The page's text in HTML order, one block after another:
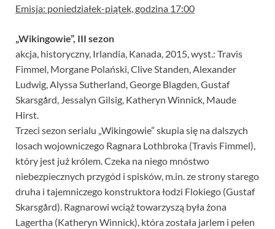
Emisja: poniedziałek-piątek, godzina 17:00
„Wikingowie”, III sezon
akcja, historyczny, Irlandia, Kanada, 2015, wyst.: Travis
Fimmel, Morgane Polański, Clive Standen, Alexander
Ludwig, Alyssa Sutherland, George Blagden, Gustaf
Skarsgård, Jessalyn Gilsig, Katheryn Winnick, Maude
Hirst.
Trzeci sezon serialu „Wikingowie” skupia się na dalszych
losach wojowniczego Ragnara Lothbroka (Travis Fimmel),
który jest już królem. Czeka na niego mnóstwo
niebezpiecznych przygód i spisków, m.in. ze strony starego
druha i tajemniczego konstruktora łodzi Flokiego (Gustaf
Skarsgård). Ragnarowi wciąż towarzyszą była żona
Lagertha (Katheryn Winnick), która została jarlem i pełen